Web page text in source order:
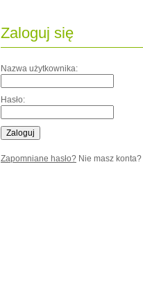
Zaloguj się
Nazwa użytkownika:
Hasło:
Zapomniane hasło? Nie masz konta?